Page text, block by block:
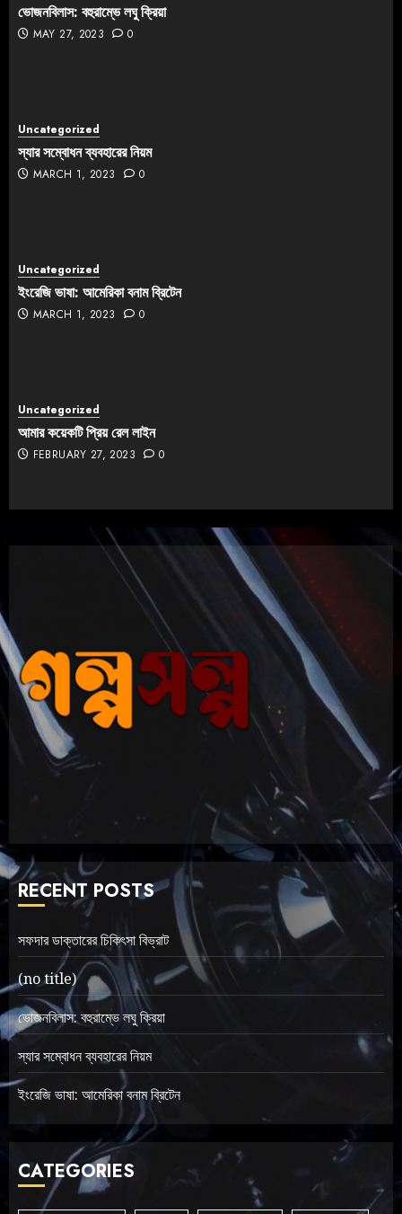
ভোজনবিলাস: বহুরাম্ভে লঘু ক্রিয়া
MAY 27, 2023 0
Uncategorized
স্যার সম্বোধন ব্যবহারের নিয়ম
MARCH 1, 2023 0
Uncategorized
ইংরেজি ভাষা: আমেরিকা বনাম ব্রিটেন
MARCH 1, 2023 0
Uncategorized
আমার কয়েকটি প্রিয় রেল লাইন
FEBRUARY 27, 2023 0
RECENT POSTS
সফদার ডাক্তারের চিকিৎসা বিভ্রাট
(no title)
ভোজনবিলাস: বহুরাম্ভে লঘু ক্রিয়া
স্যার সম্বোধন ব্যবহারের নিয়ম
ইংরেজি ভাষা: আমেরিকা বনাম ব্রিটেন
CATEGORIES